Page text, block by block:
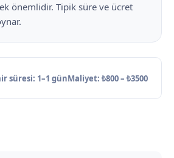
önemlidir. Tipik süre ve ücret
süresi: 1–1 günMaliyet: ₺800 – ₺3500